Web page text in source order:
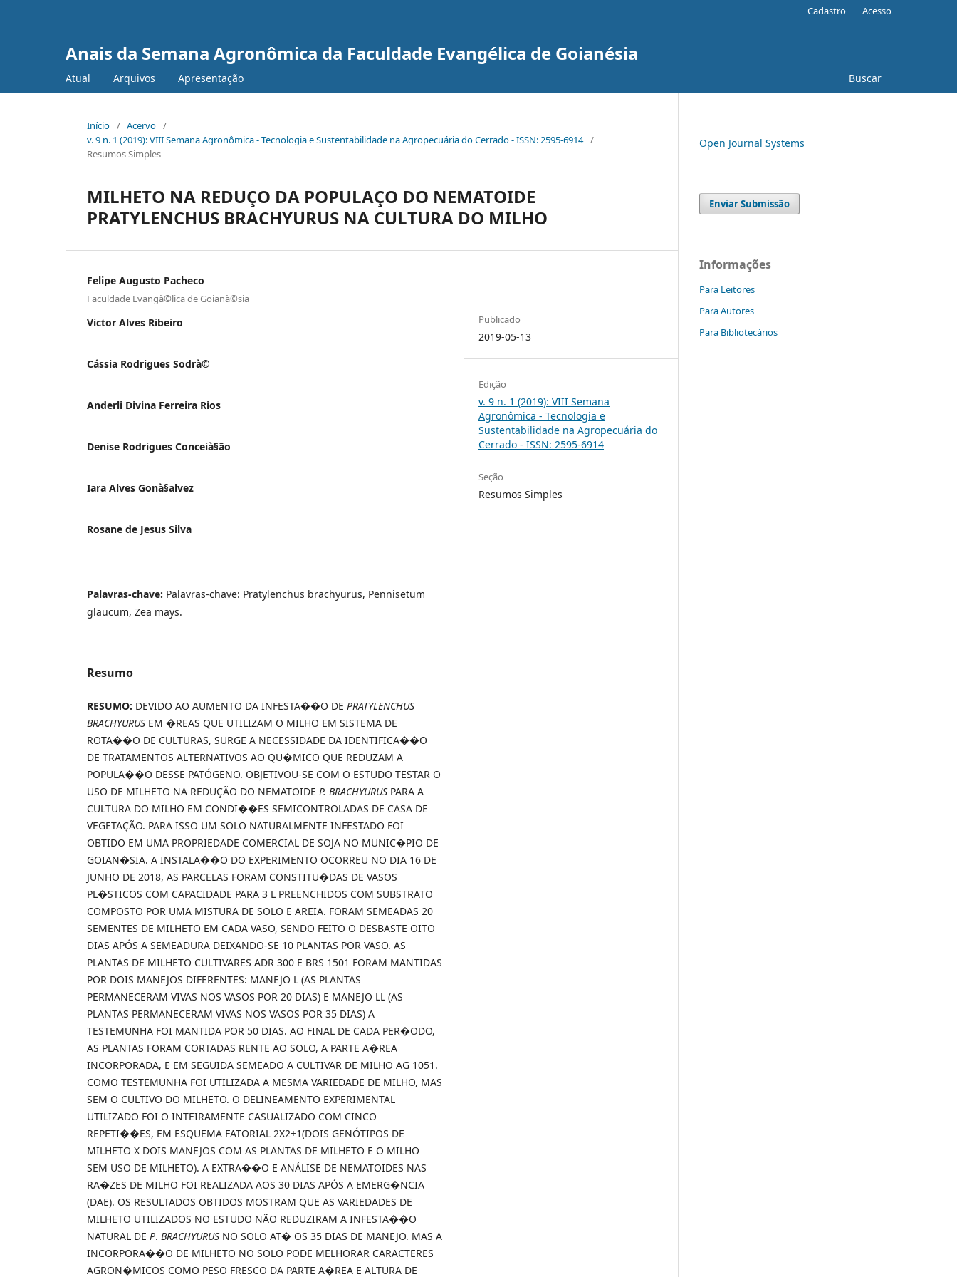
Anais da Semana Agronômica da Faculdade Evangélica de Goianésia
Atual Arquivos Apresentação Buscar
Cadastro Acesso
Início / Acervo /
v. 9 n. 1 (2019): VIII Semana Agronômica - Tecnologia e Sustentabilidade na Agropecuária do Cerrado - ISSN: 2595-6914 /
Resumos Simples
MILHETO NA REDUÇO DA POPULAÇO DO NEMATOIDE
PRATYLENCHUS BRACHYURUS NA CULTURA DO MILHO
Felipe Augusto Pacheco
Faculdade Evangà©lica de Goianà©sia
Victor Alves Ribeiro
Cássia Rodrigues Sodrà©
Anderli Divina Ferreira Rios
Denise Rodrigues Conceià§ão
Iara Alves Gonà§alvez
Rosane de Jesus Silva
Palavras-chave: Palavras-chave: Pratylenchus brachyurus, Pennisetum
glaucum, Zea mays.
Resumo
RESUMO: DEVIDO AO AUMENTO DA INFESTA��O DE PRATYLENCHUS
BRACHYURUS EM �REAS QUE UTILIZAM O MILHO EM SISTEMA DE
ROTA��O DE CULTURAS, SURGE A NECESSIDADE DA IDENTIFICA��O
DE TRATAMENTOS ALTERNATIVOS AO QU�MICO QUE REDUZAM A
POPULA��O DESSE PATÓGENO. OBJETIVOU-SE COM O ESTUDO TESTAR O
USO DE MILHETO NA REDUÇÃO DO NEMATOIDE P. BRACHYURUS PARA A
CULTURA DO MILHO EM CONDI��ES SEMICONTROLADAS DE CASA DE
VEGETAÇÃO. PARA ISSO UM SOLO NATURALMENTE INFESTADO FOI
OBTIDO EM UMA PROPRIEDADE COMERCIAL DE SOJA NO MUNIC�PIO DE
GOIAN�SIA. A INSTALA��O DO EXPERIMENTO OCORREU NO DIA 16 DE
JUNHO DE 2018, AS PARCELAS FORAM CONSTITU�DAS DE VASOS
PL�STICOS COM CAPACIDADE PARA 3 L PREENCHIDOS COM SUBSTRATO
COMPOSTO POR UMA MISTURA DE SOLO E AREIA. FORAM SEMEADAS 20
SEMENTES DE MILHETO EM CADA VASO, SENDO FEITO O DESBASTE OITO
DIAS APÓS A SEMEADURA DEIXANDO-SE 10 PLANTAS POR VASO. AS
PLANTAS DE MILHETO CULTIVARES ADR 300 E BRS 1501 FORAM MANTIDAS
POR DOIS MANEJOS DIFERENTES: MANEJO L (AS PLANTAS
PERMANECERAM VIVAS NOS VASOS POR 20 DIAS) E MANEJO LL (AS
PLANTAS PERMANECERAM VIVAS NOS VASOS POR 35 DIAS) A
TESTEMUNHA FOI MANTIDA POR 50 DIAS. AO FINAL DE CADA PER�ODO,
AS PLANTAS FORAM CORTADAS RENTE AO SOLO, A PARTE A�REA
INCORPORADA, E EM SEGUIDA SEMEADO A CULTIVAR DE MILHO AG 1051.
COMO TESTEMUNHA FOI UTILIZADA A MESMA VARIEDADE DE MILHO, MAS
SEM O CULTIVO DO MILHETO. O DELINEAMENTO EXPERIMENTAL
UTILIZADO FOI O INTEIRAMENTE CASUALIZADO COM CINCO
REPETI��ES, EM ESQUEMA FATORIAL 2X2+1(DOIS GENÓTIPOS DE
MILHETO X DOIS MANEJOS COM AS PLANTAS DE MILHETO E O MILHO
SEM USO DE MILHETO). A EXTRA��O E ANÁLISE DE NEMATOIDES NAS
RA�ZES DE MILHO FOI REALIZADA AOS 30 DIAS APÓS A EMERG�NCIA
(DAE). OS RESULTADOS OBTIDOS MOSTRAM QUE AS VARIEDADES DE
MILHETO UTILIZADOS NO ESTUDO NÃO REDUZIRAM A INFESTA��O
NATURAL DE P. BRACHYURUS NO SOLO AT� OS 35 DIAS DE MANEJO. MAS A
INCORPORA��O DE MILHETO NO SOLO PODE MELHORAR CARACTERES
AGRON�MICOS COMO PESO FRESCO DA PARTE A�REA E ALTURA DE
Publicado
2019-05-13
Edição
v. 9 n. 1 (2019): VIII Semana
Agronômica - Tecnologia e
Sustentabilidade na Agropecuária do
Cerrado - ISSN: 2595-6914
Seção
Resumos Simples
Open Journal Systems
Enviar Submissão
Informações
Para Leitores
Para Autores
Para Bibliotecários